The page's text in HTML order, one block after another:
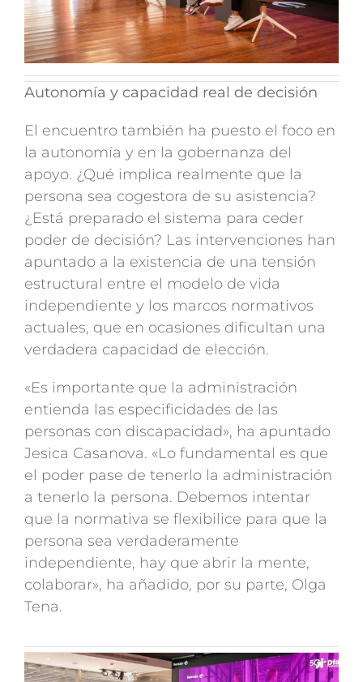
Autonomía y capacidad real de decisión
El encuentro también ha puesto el foco en
la autonomía y en la gobernanza del
apoyo. ¿Qué implica realmente que la
persona sea cogestora de su asistencia?
¿Está preparado el sistema para ceder
poder de decisión? Las intervenciones han
apuntado a la existencia de una tensión
estructural entre el modelo de vida
independiente y los marcos normativos
actuales, que en ocasiones dificultan una
verdadera capacidad de elección.
«Es importante que la administración
entienda las especificidades de las
personas con discapacidad», ha apuntado
Jesica Casanova. «Lo fundamental es que
el poder pase de tenerlo la administración
a tenerlo la persona. Debemos intentar
que la normativa se flexibilice para que la
persona sea verdaderamente
independiente, hay que abrir la mente,
colaborar», ha añadido, por su parte, Olga
Tena.